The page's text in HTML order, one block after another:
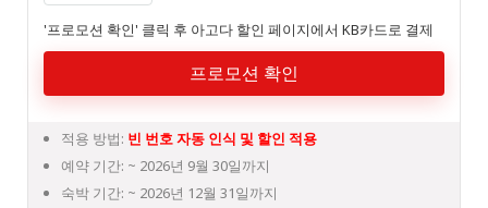
'프로모션 확인' 클릭 후 아고다 할인 페이지에서 KB카드로 결제
프로모션 확인
적용 방법: 빈 번호 자동 인식 및 할인 적용
예약 기간: ~ 2026년 9월 30일까지
숙박 기간: ~ 2026년 12월 31일까지